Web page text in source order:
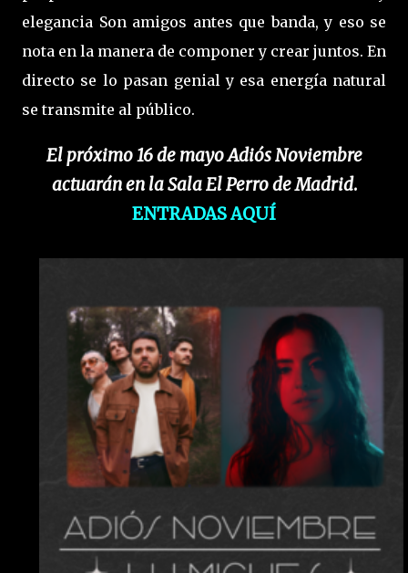
elegancia Son amigos antes que banda, y eso se
nota en la manera de componer y crear juntos. En
directo se lo pasan genial y esa energía natural
se transmite al público.
El próximo 16 de mayo Adiós Noviembre
actuarán en la Sala El Perro de Madrid.
ENTRADAS AQUÍ